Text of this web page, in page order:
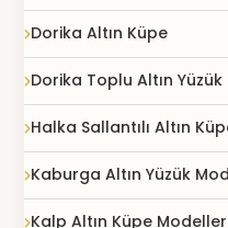
Dorika Altın Küpe
Dorika Toplu Altın Yüzük
Halka Sallantılı Altın
Kaburga Altın Yüzük
Kalp Altın Küpe